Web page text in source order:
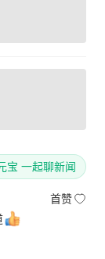
宝 一起聊新闻
首赞